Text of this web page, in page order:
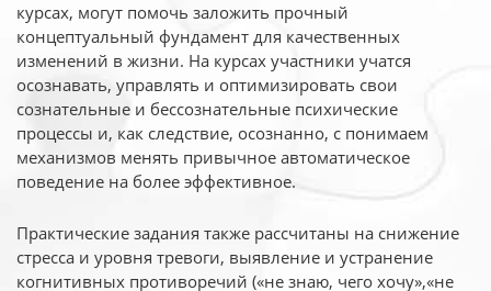
курсах, могут помочь заложить прочный
концептуальный фундамент для качественных
изменений в жизни. На курсах участники учатся
осознавать, управлять и оптимизировать свои
сознательные и бессознательные психические
процессы и, как следствие, осознанно, с понимаем
механизмов менять привычное автоматическое
поведение на более эффективное.
Практические задания также рассчитаны на снижение
стресса и уровня тревоги, выявление и устранение
когнитивных противоречий («не знаю, чего хочу»,«не